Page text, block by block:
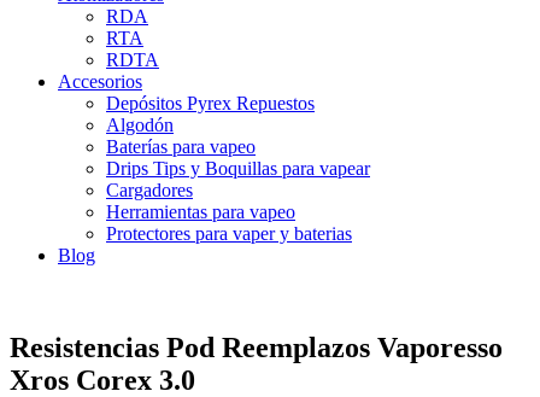
RDA
RTA
RDTA
Accesorios
Depósitos Pyrex Repuestos
Algodón
Baterías para vapeo
Drips Tips y Boquillas para vapear
Cargadores
Herramientas para vapeo
Protectores para vaper y baterias
Blog
Resistencias Pod Reemplazos Vaporesso
Xros Corex 3.0